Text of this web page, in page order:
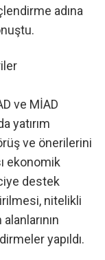
adına
ve MİAD
yatırım
ve önerilerini
ekonomik
destek
nitelikli
yapıldı.